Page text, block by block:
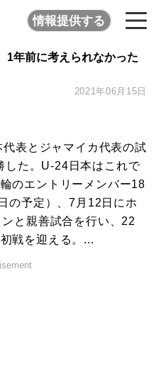
情報提供する
年前に考えられなかった
2021年06月15日
表とジャマイカ代表の試
した。U-24日本はこれで
のエントリーメンバー18
の予定）、7月12日にホ
と親善試合を行い、22
戦を迎える。...